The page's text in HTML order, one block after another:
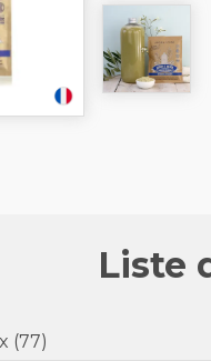
Liste
(77)